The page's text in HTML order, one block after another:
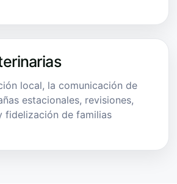
local, la comunicación de
estacionales, revisiones,
fidelización de familias